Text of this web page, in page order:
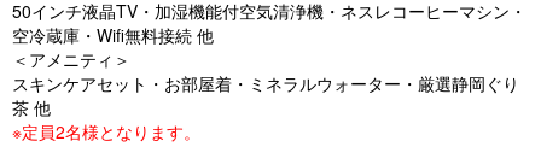
50インチ液晶TV・加湿機能付空気清浄機・ネスレコーヒーマシン・
空冷蔵庫・Wifi無料接続 他
＜アメニティ＞
スキンケアセット・お部屋着・ミネラルウォーター・厳選静岡ぐり
茶 他
※定員2名様となります。